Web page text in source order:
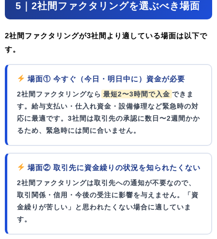
5｜2社間ファクタリングを選ぶべき場面
2社間ファクタリングが3社間より適している場面は以下で
す。
場面① 今すぐ（今日・明日中に）資金が必要
2社間ファクタリングなら 最短2〜3時間で入金 できま
す。給与支払い・仕入れ資金・設備修理など緊急時の対
応に最適です。3社間は取引先の承認に数日〜2週間かか
るため、緊急時には間に合いません。
場面② 取引先に資金繰りの状況を知られたくない
2社間ファクタリングは取引先への通知が不要なので、
取引関係・信用・今後の受注に影響を与えません。「資
金繰りが苦しい」と思われたくない場合に適していま
す。